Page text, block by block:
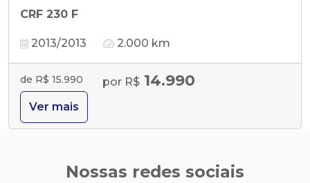
CRF 230 F
2013/2013 2.000 km
de R$ 15.990 por R$ 14.990
Ver mais
Nossas redes sociais